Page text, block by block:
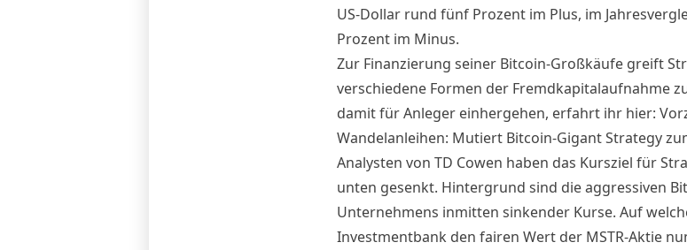
US-Dollar rund fünf Prozent im Plus, im
Prozent im Minus.
Zur Finanzierung seiner Bitcoin-Großkäufe greift
verschiedene Formen der Fremdkapitalaufnahme
damit für Anleger einhergehen, erfahrt ihr hier:
Wandelanleihen: Mutiert Bitcoin-Gigant Strategy
Analysten von TD Cowen haben das Kursziel für
unten gesenkt. Hintergrund sind die aggressiven
Unternehmens inmitten sinkender Kurse. Auf
Investmentbank den fairen Wert der MSTR-Aktie